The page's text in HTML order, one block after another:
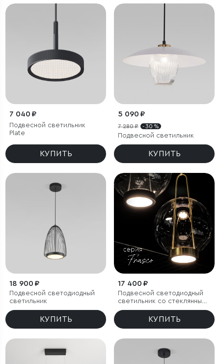
7 040 ₽
Подвесной светильник
Plate
КУПИТЬ
5 090 ₽
7 280 ₽ - 30 %
Подвесной светильник
КУПИТЬ
18 900 ₽
Подвесной светодиодный
светильник
КУПИТЬ
17 400 ₽
Подвесной светодиодный
светильник со стеклянным
плафоном
КУПИТЬ